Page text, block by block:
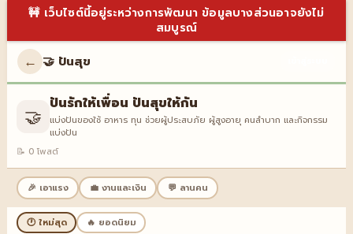
🚧 เว็บไซต์นี้อยู่ระหว่างการพัฒนา ข้อมูลบางส่วนอาจยังไม่
สมบูรณ์
← 🤝 ปันสุข
🤝
ปันรักให้เพื่อน ปันสุขให้กัน
แบ่งปันของใช้ อาหาร ทุน ช่วยผู้ประสบภัย ผู้สูงอายุ คนลำบาก และกิจกรรม
แบ่งปัน
📝 0 โพสต์
🎉 เอาแรง 💼 งานและเงิน 💬 ลานคน
🕐 ใหม่สุด 🔥 ยอดนิยม